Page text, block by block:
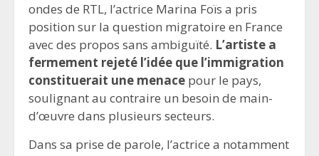
ondes de RTL, l’actrice Marina Foïs a pris
position sur la question migratoire en France
avec des propos sans ambiguïté. L’artiste a
fermement rejeté l’idée que l’immigration
constituerait une menace pour le pays,
soulignant au contraire un besoin de main-
d’œuvre dans plusieurs secteurs.
Dans sa prise de parole, l’actrice a notamment